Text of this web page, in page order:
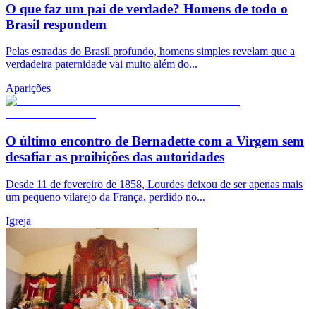
O que faz um pai de verdade? Homens de todo o
Brasil respondem
Pelas estradas do Brasil profundo, homens simples revelam que a
verdadeira paternidade vai muito além do...
Aparições
O último encontro de Bernadette com a Virgem sem
desafiar as proibições das autoridades
Desde 11 de fevereiro de 1858, Lourdes deixou de ser apenas mais
um pequeno vilarejo da França, perdido no...
Igreja